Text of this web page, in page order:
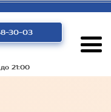
30-03
21:00